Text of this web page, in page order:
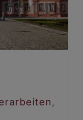
Sanierung
,